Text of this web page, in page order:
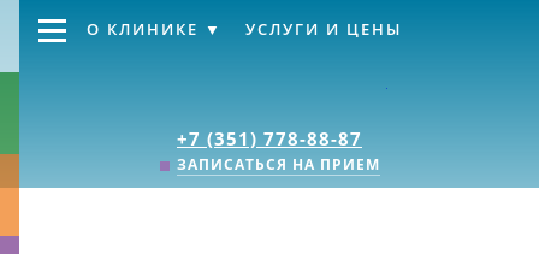
+7 (351) 778-88-87
ЗАПИСАТЬСЯ НА ПРИЕМ
О КЛИНИКЕ УСЛУГИ И ЦЕНЫ